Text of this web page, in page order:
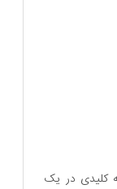
کلیدی در یک